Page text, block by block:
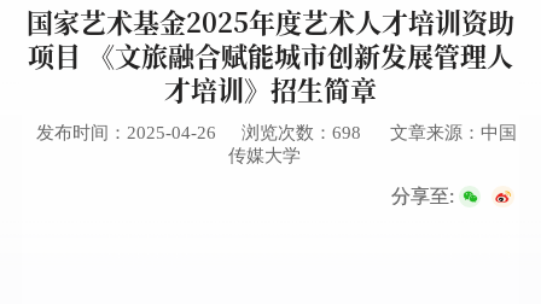
国家艺术基金2025年度艺术人才培训资助
项目 《文旅融合赋能城市创新发展管理人
才培训》招生简章
发布时间：2025-04-26 浏览次数： 698
文章来源：中国
传媒大学
分享至: